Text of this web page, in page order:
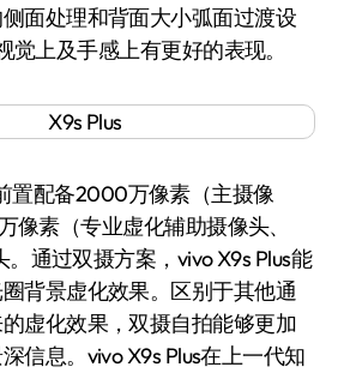
面处理和背面大小弧面过渡设
觉上及手感上有更好的表现。
配备2000万像素（主摄像
像素（专业虚化辅助摄像头、
通过双摄方案，vivo X9s Plus能
背景虚化效果。区别于其他通
虚化效果，双摄自拍能够更加
信息。vivo X9s Plus在上一代知